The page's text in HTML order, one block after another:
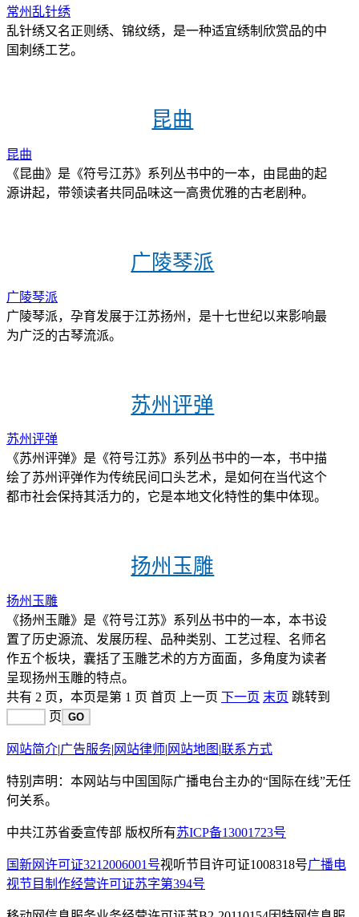
常州乱针绣
乱针绣又名正则绣、锦纹绣，是一种适宜绣制欣赏品的中
国刺绣工艺。
昆曲
昆曲
《昆曲》是《符号江苏》系列丛书中的一本，由昆曲的起
源讲起，带领读者共同品味这一高贵优雅的古老剧种。
广陵琴派
广陵琴派
广陵琴派，孕育发展于江苏扬州，是十七世纪以来影响最
为广泛的古琴流派。
苏州评弹
苏州评弹
《苏州评弹》是《符号江苏》系列丛书中的一本，书中描
绘了苏州评弹作为传统民间口头艺术，是如何在当代这个
都市社会保持其活力的，它是本地文化特性的集中体现。
扬州玉雕
扬州玉雕
《扬州玉雕》是《符号江苏》系列丛书中的一本，本书设
置了历史源流、发展历程、品种类别、工艺过程、名师名
作五个板块，囊括了玉雕艺术的方方面面，多角度为读者
呈现扬州玉雕的特点。
共有 2 页，本页是第 1 页 首页 上一页 下一页 末页 跳转到
页
网站简介|广告服务| 网站律师| 网站地图 |联系方式
特别声明：本网站与中国国际广播电台主办的“国际在线”无任
何关系。
中共江苏省委宣传部 版权所有苏ICP备13001723号
国新网许可证3212006001号视听节目许可证1008318号广播电
视节目制作经营许可证苏字第394号